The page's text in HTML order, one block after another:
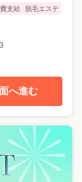
支給 脱毛エステ
へ進む